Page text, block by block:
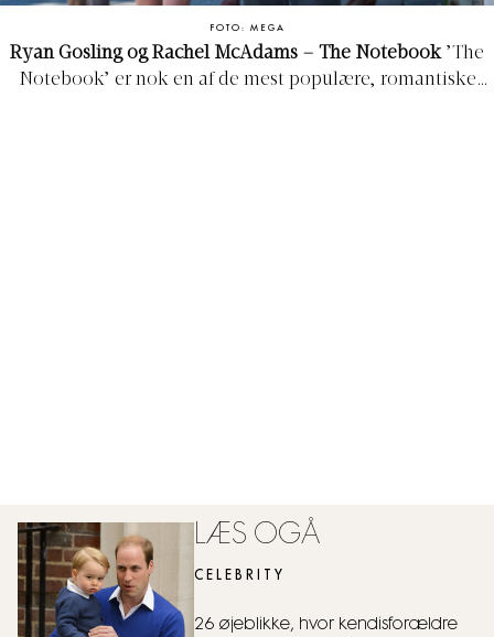
FOTO: MEGA
Ryan Gosling og Rachel McAdams – The Notebook ’The
Notebook’ er nok en af de mest populære, romantiske
LÆS OGÅ
CELEBRITY
26 øjeblikke, hvor kendisforældre